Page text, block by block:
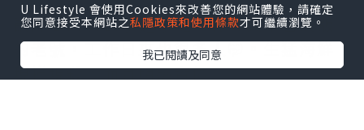
鼠妹🐿️終於去了這家啦，在社交平台洗版
的老號，工作日來也很多人🤭。生猛海鮮
現撈現殺，而且明碼實價。
U Lifestyle 會使用Cookies來改善您的網站體驗，請確定
您同意接受本網站之私隱政策和使用條款才可繼續瀏覽。
我已閱讀及同意